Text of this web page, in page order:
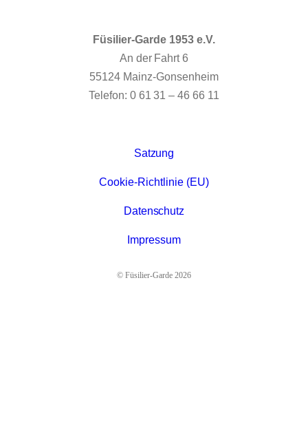
Füsilier-Garde 1953 e.V.
An der Fahrt 6
55124 Mainz-Gonsenheim
Telefon: 0 61 31 – 46 66 11
Satzung
Cookie-Richtlinie (EU)
Datenschutz
Impressum
© Füsilier-Garde 2026